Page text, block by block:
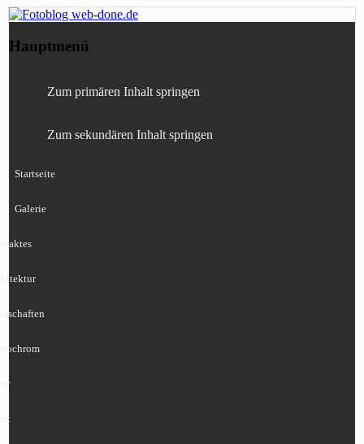
Fotoblog web-done.de
Canon, Nikon, Sony
Hauptmenü
Zum primären Inhalt springen
Zum sekundären Inhalt springen
Startseite
Galerie